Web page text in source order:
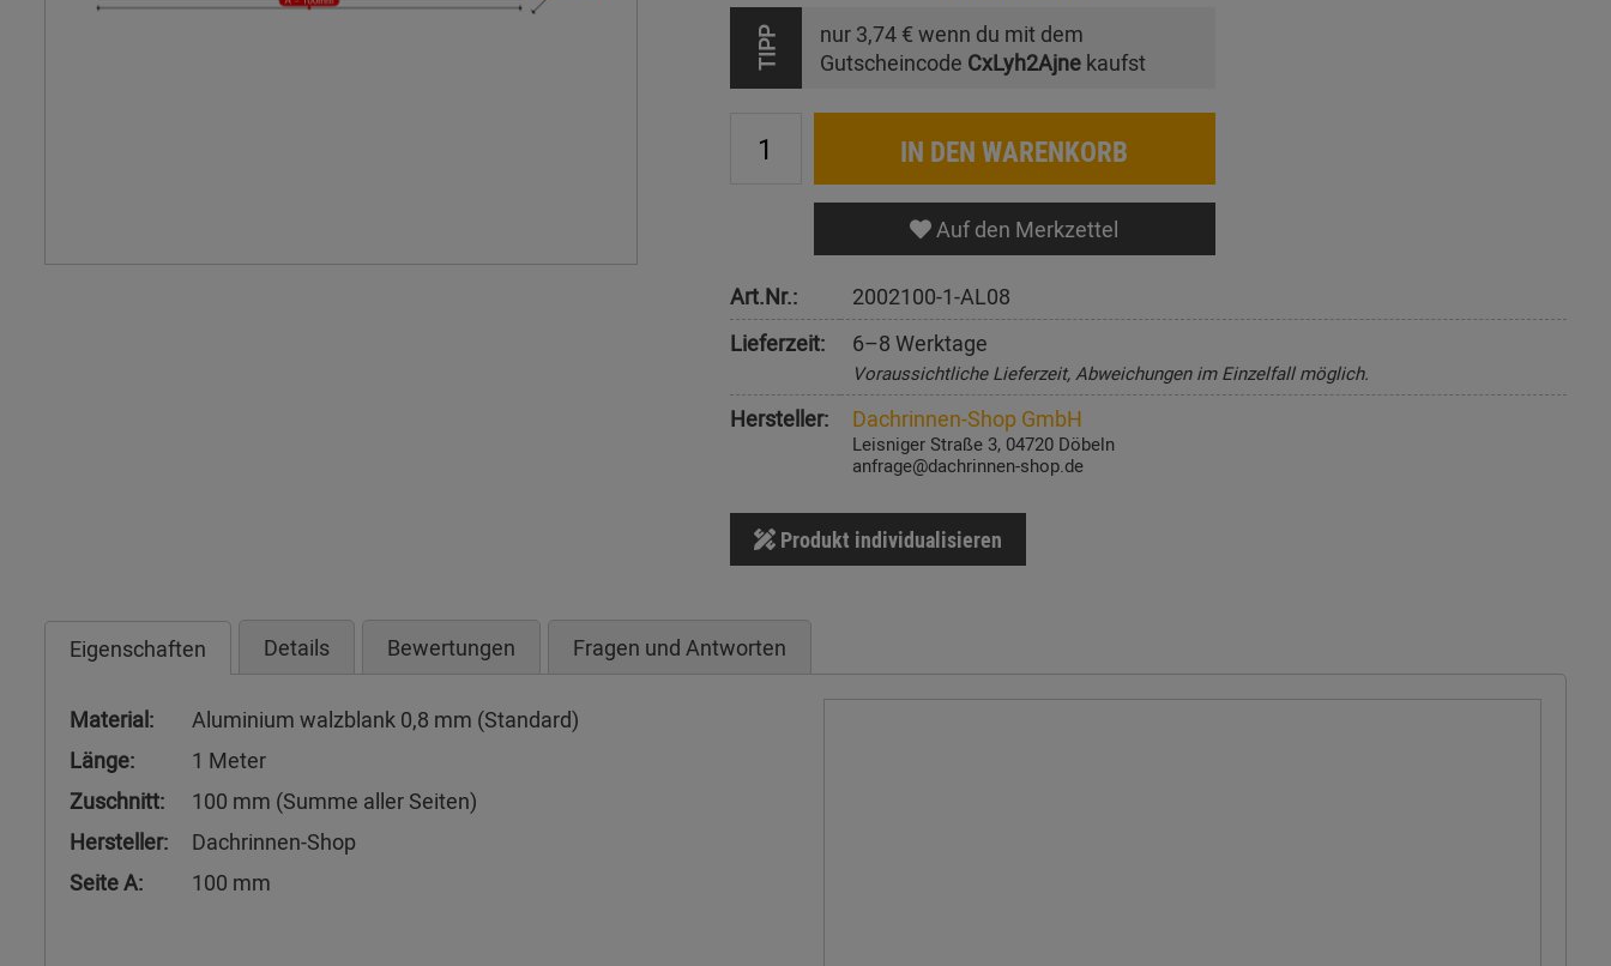
TIPP nur 3,74 € wenn du mit dem
Gutscheincode CxLyh2Ajnekaufst
IN DEN WARENKORB
Auf den Merkzettel
Art.Nr.:
2002100-1-AL08
Lieferzeit:
6–8 Werktage
Voraussichtliche Lieferzeit, Abweichungen im Einzelfall möglich.
Hersteller: Dachrinnen-Shop GmbH
Leisniger Straße 3, 04720 Döbeln
anfrage@dachrinnen-shop.de
Produkt individualisieren
Eigenschaften Details Bewertungen Fragen und Antworten
Material:
Aluminium walzblank 0,8 mm (Standard)
Länge:
1 Meter
Zuschnitt:
100 mm (Summe aller Seiten)
Hersteller:
Dachrinnen-Shop
Seite A:
100 mm